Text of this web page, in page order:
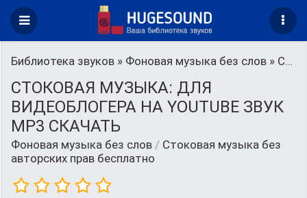
Библиотека звуков » Фоновая музыка без слов » Стоковая музыка без авторских прав бесплатно
СТОКОВАЯ МУЗЫКА: ДЛЯ
ВИДЕОБЛОГЕРА НА YOUTUBE ЗВУК
MP3 СКАЧАТЬ
Фоновая музыка без слов / Стоковая музыка без
авторских прав бесплатно